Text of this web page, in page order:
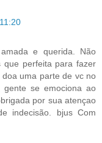
e querida. Não
que perfeita para fazer
uma parte de vc no
se emociona ao
por sua atençao
indecisão. bjus Com